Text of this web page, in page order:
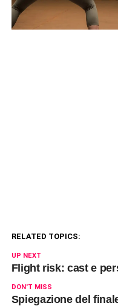
RELATED TOPICS:
UP NEXT
Flight risk: cast e
DON'T MISS
Spiegazione del